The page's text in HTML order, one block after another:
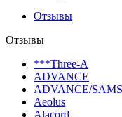
Отзывы
Отзывы
***Three-A
ADVANCE
ADVANCE/
Aeolus
Alacord